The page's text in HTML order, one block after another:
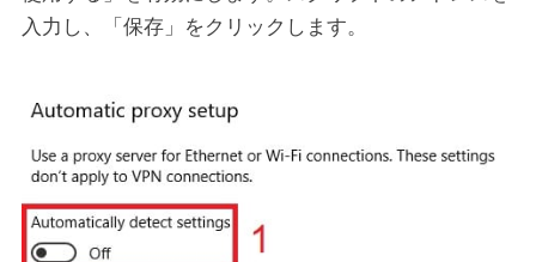
入力し、「保存」をクリックします。